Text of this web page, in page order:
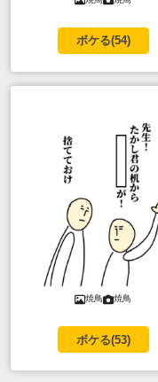
ボケる(54)
焼鳥 焼鳥
ボケる(53)